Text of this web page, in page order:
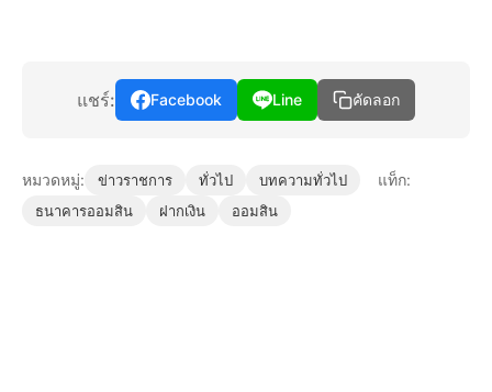
แชร์: Facebook Line คัดลอก
หมวดหมู่: ข่าวราชการ ทั่วไป บทความทั่วไป แท็ก:
ธนาคารออมสิน ฝากเงิน ออมสิน